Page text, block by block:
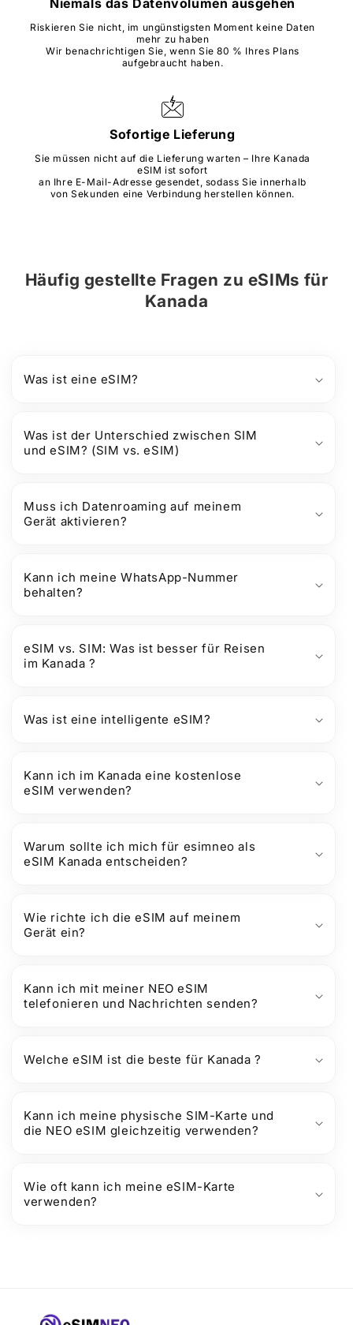
Niemals das Datenvolumen ausgehen
Riskieren Sie nicht, im ungünstigsten Moment keine Daten
mehr zu haben
Wir benachrichtigen Sie, wenn Sie 80 % Ihres Plans
aufgebraucht haben.
Sofortige Lieferung
Sie müssen nicht auf die Lieferung warten – Ihre Kanada
eSIM ist sofort
an Ihre E-Mail-Adresse gesendet, sodass Sie innerhalb
von Sekunden eine Verbindung herstellen können.
Häufig gestellte Fragen zu eSIMs für
Kanada
Was ist eine eSIM?
Was ist der Unterschied zwischen SIM
und eSIM? (SIM vs. eSIM)
Muss ich Datenroaming auf meinem
Gerät aktivieren?
Kann ich meine WhatsApp-Nummer
behalten?
eSIM vs. SIM: Was ist besser für Reisen
im Kanada ?
Was ist eine intelligente eSIM?
Kann ich im Kanada eine kostenlose
eSIM verwenden?
Warum sollte ich mich für esimneo als
eSIM Kanada entscheiden?
Wie richte ich die eSIM auf meinem
Gerät ein?
Kann ich mit meiner NEO eSIM
telefonieren und Nachrichten senden?
Welche eSIM ist die beste für Kanada ?
Kann ich meine physische SIM-Karte und
die NEO eSIM gleichzeitig verwenden?
Wie oft kann ich meine eSIM-Karte
verwenden?